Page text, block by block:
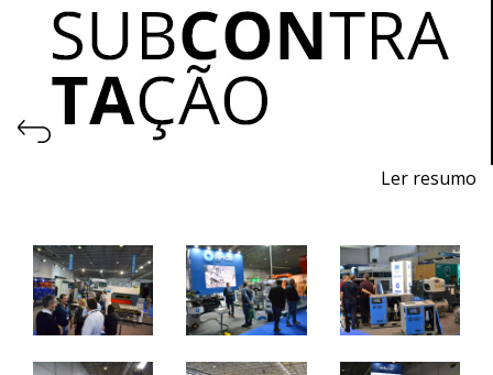
Ler resumo
2 a 4 de novembro 2023 - EXPOSALÃO - Batalha
quinta a sábado - 10h / 19h